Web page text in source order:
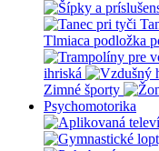
Tlmiaca podložka
ihriská
Zimné športy
Psychomotorika